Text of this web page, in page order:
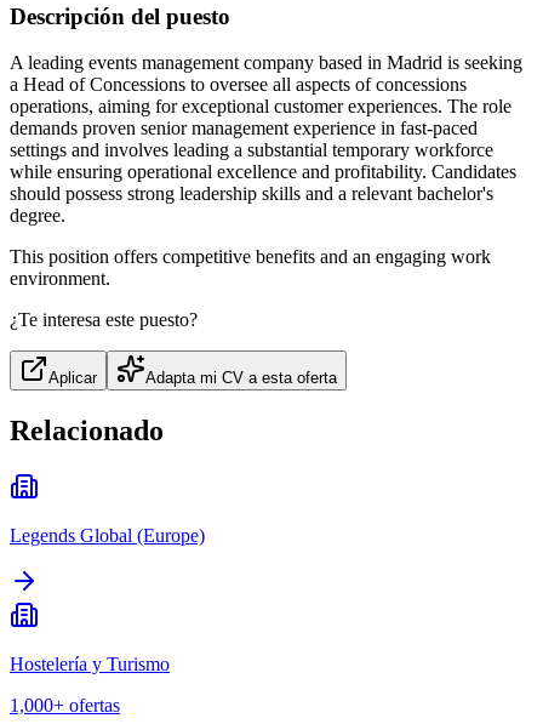
Descripción del puesto
A leading events management company based in Madrid is seeking
a Head of Concessions to oversee all aspects of concessions
operations, aiming for exceptional customer experiences. The role
demands proven senior management experience in fast-paced
settings and involves leading a substantial temporary workforce
while ensuring operational excellence and profitability. Candidates
should possess strong leadership skills and a relevant bachelor's
degree.
This position offers competitive benefits and an engaging work
environment.
¿Te interesa este puesto?
Aplicar Adapta mi CV a esta oferta
Relacionado
Legends Global (Europe)
Hostelería y Turismo
1,000+ ofertas